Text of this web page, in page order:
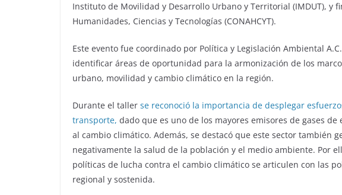
Instituto de Movilidad y Desarrollo Urbano y Territorial (IMDUT), y
Humanidades, Ciencias y Tecnologías (CONAHCYT).
Este evento fue coordinado por Política y Legislación Ambiental
identificar áreas de oportunidad para la armonización de los
urbano, movilidad y cambio climático en la región.
Durante el taller se reconoció la importancia de desplegar
transporte, dado que es uno de los mayores emisores de gases
al cambio climático. Además, se destacó que este sector también
negativamente la salud de la población y el medio ambiente. Por
políticas de lucha contra el cambio climático se articulen con las
regional y sostenida.